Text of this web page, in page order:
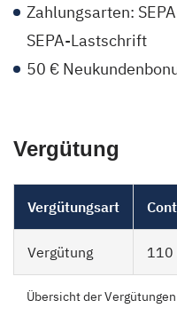
Zahlungsarten:
SEPA-Lastschrift
50 €
Vergütung
Vergütungsart
Vergütung 110
Übersicht der